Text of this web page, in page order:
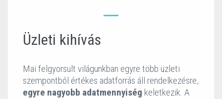
Üzleti kihívás
Mai felgyorsult világunkban egyre több üzleti
szempontból értékes adatforrás áll rendelkezésre,
egyre nagyobb adatmennyiség keletkezik. A